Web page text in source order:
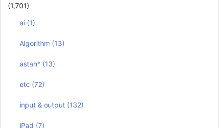
(1,701)
ai (1)
Algorithm (13)
astah* (13)
etc (72)
input & output (132)
iPad (7)